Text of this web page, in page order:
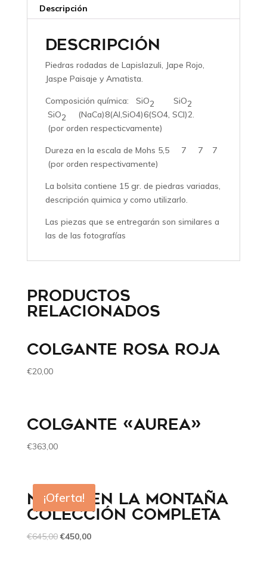
Descripción
DESCRIPCIÓN
Piedras rodadas de Lapislazuli, Jape Rojo,
Jaspe Paisaje y Amatista.
Composición química: SiO2 SiO2
SiO2 (NaCa)8(Al,SiO4)6(SO4, SCl)2.
(por orden respecticvamente)
Dureza en la escala de Mohs 5,5 7 7 7
(por orden respectivamente)
La bolsita contiene 15 gr. de piedras variadas,
descripción quimica y como utilizarlo.
Las piezas que se entregarán son similares a
las de las fotografías
PRODUCTOS
RELACIONADOS
COLGANTE ROSA ROJA
€20,00
COLGANTE «AUREA»
€363,00
¡Oferta!
NACER EN LA MONTAÑA
COLECCIÓN COMPLETA
€645,00 €450,00